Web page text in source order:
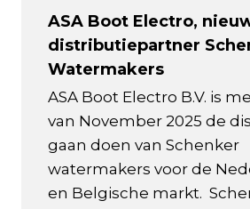
ASA Boot Electro,
distributiepartner
Watermakers
ASA Boot Electro B.V. is
van November 2025 de
gaan doen van Schenker
watermakers voor de
en Belgische markt.